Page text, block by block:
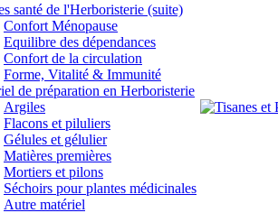
santé de l'Herboristerie (suite)
Confort Ménopause
Equilibre des dépendances
Confort de la circulation
Forme, Vitalité & Immunité
de préparation en Herboristerie
Argiles
Flacons et piluliers
Gélules et gélulier
Matières premières
Mortiers et pilons
Séchoirs pour plantes médicinales
Autre matériel